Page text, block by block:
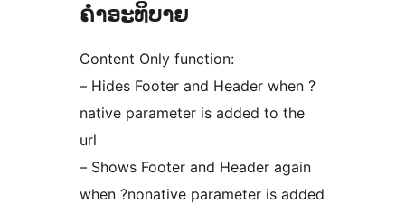
ຄຳອະທິບາຍ
Content Only function:
– Hides Footer and Header when ?
native parameter is added to the
url
– Shows Footer and Header again
when ?nonative parameter is added